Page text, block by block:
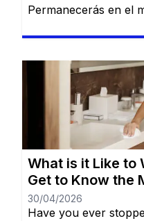
Permanecerás en el
buscan crecer
Desde el sector de
comercio y la
todos los niveles de
What is it Like to
Get to Know the
30/04/2026
Have you ever